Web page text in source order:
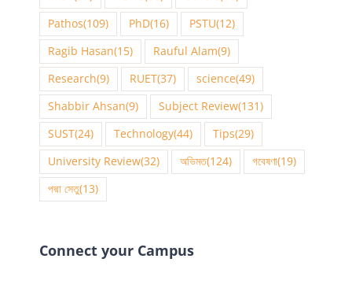
Pathos(109) PhD(16) PSTU(12)
Ragib Hasan(15) Rauful Alam(9)
Research(9) RUET(37) science(49)
Shabbir Ahsan(9) Subject Review(131)
SUST(24) Technology(44) Tips(29)
University Review(32) অভিমত(124) গবেষণা(19)
পদ্মা সেতু(13)
Connect your Campus